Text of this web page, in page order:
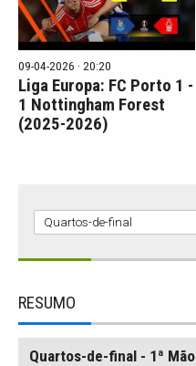
09-04-2026 · 20:20
Liga Europa: FC Porto 1 -
1 Nottingham Forest
(2025-2026)
RESUMO
Quartos-de-final - 1ª Mão